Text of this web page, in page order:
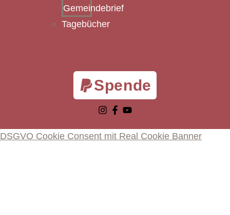
Gemeindebrief
Tagebücher
Spende
DSGVO Cookie Consent mit Real Cookie Banner